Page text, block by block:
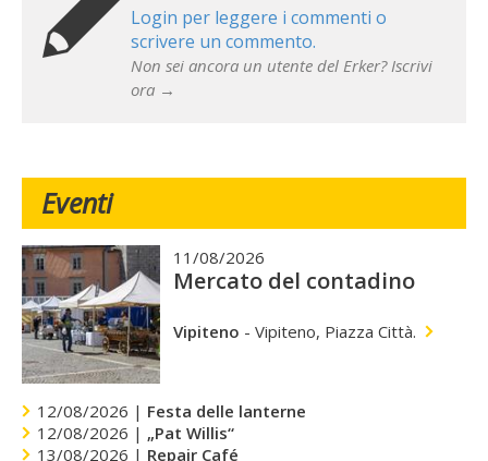
Login per leggere i commenti o
scrivere un commento.
Non sei ancora un utente del Erker? Iscrivi
ora →
Eventi
11/08/2026
Mercato del contadino
Vipiteno - Vipiteno, Piazza Città.
12/08/2026 | Festa delle lanterne
12/08/2026 | „Pat Willis“
13/08/2026 | Repair Café